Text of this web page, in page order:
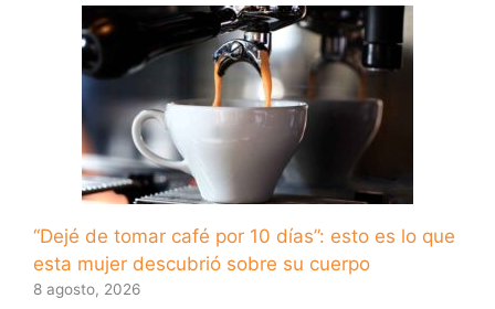
“Dejé de tomar café por 10 días”: esto es lo que
esta mujer descubrió sobre su cuerpo
8 agosto, 2026